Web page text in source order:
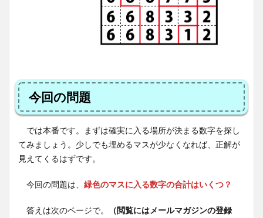
今回の問題
では本番です。まずは確実に入る場所が決まる数字を探し
てみましょう。少しでも埋めるマスが少なくなれば、正解が
見えてくるはずです。
今回の問題は、 緑色のマスに入る数字の合計はいくつ？
答えは次のページで。
（閲覧にはメールマガジンの登録